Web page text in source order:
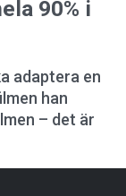
90% i
adaptera en
han
– det är